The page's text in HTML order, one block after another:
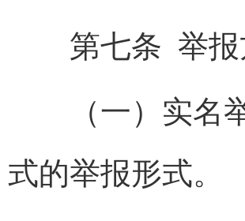
第七条 举报
（一）实名举
式的举报形式。